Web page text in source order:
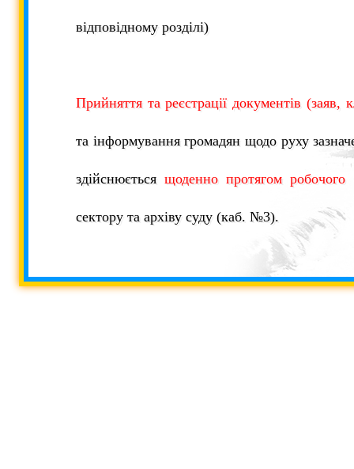
відповідному розділі)
Прийняття та реєстрації документів (заяв,
та інформування громадян щодо руху
здійснюєтьсящоденно протягом робочого
сектору та архіву суду (каб. №3).